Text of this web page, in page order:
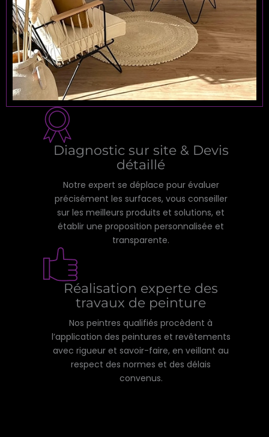
Diagnostic sur site & Devis
détaillé
Notre expert se déplace pour évaluer
précisément les surfaces, vous conseiller
sur les meilleurs produits et solutions, et
établir une proposition personnalisée et
transparente.
Réalisation experte des
travaux de peinture
Nos peintres qualifiés procèdent à
l’application des peintures et revêtements
avec rigueur et savoir-faire, en veillant au
respect des normes et des délais
convenus.